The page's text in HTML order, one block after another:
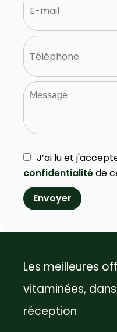
J’ai lu et
confidentialitéde
Envoyer
Les meilleures
vitaminées,
réception